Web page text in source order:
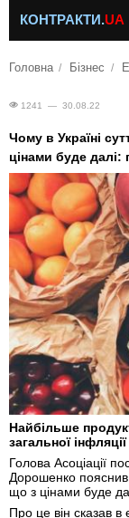
КОНТРАКТИ.UA
Головна Бізнес
1241 — 30.08.22
Чому в Україні
цінами буде далі:
Найбільше
загальної інфляції
Голова Асоціації
Дорошенко пояснив,
що з цінами буде
Про це він сказав